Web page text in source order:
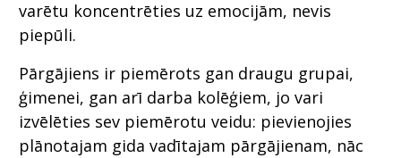
varētu koncentrēties uz emocijām, nevis
piepūli.
Pārgājiens ir piemērots gan draugu grupai,
ģimenei, gan arī darba kolēģiem, jo vari
izvēlēties sev piemērotu veidu: pievienojies
plānotajam gida vadītajam pārgājienam, nāc